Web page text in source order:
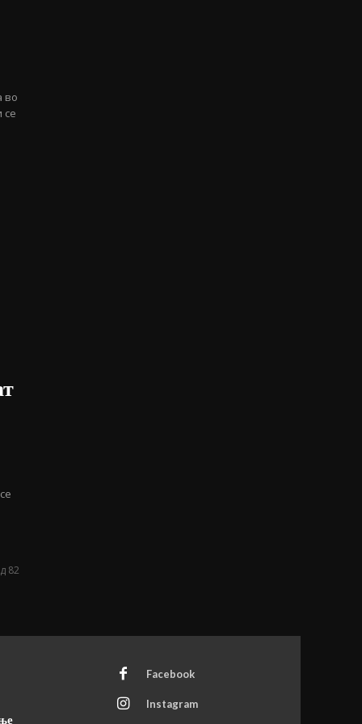
во
се
82
Facebook
Instagram